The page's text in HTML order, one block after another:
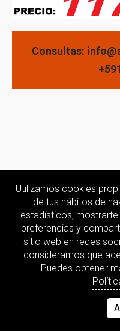
Consultas:
Utilizamos cookies
de tus hábitos de
estadísticos,
preferencias y
sitio web en redes
consideramos que
Puedes obtener